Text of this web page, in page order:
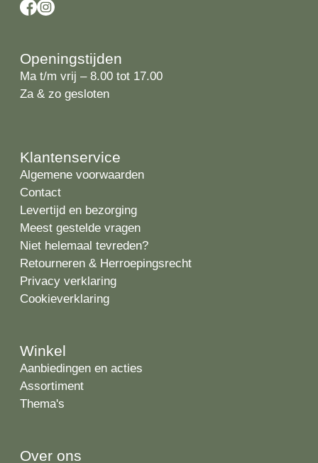
Openingstijden
Ma t/m vrij – 8.00 tot 17.00
Za & zo gesloten
Klantenservice
Algemene voorwaarden
Contact
Levertijd en bezorging
Meest gestelde vragen
Niet helemaal tevreden?
Retourneren & Herroepingsrecht
Privacy verklaring
Cookieverklaring
Winkel
Aanbiedingen en acties
Assortiment
Thema's
Over ons